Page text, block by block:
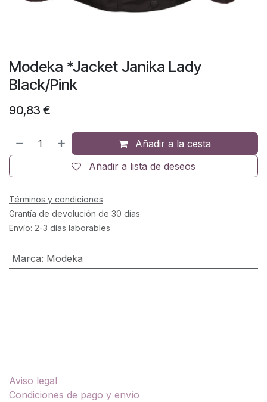
Modeka *Jacket Janika Lady
Black/Pink
90,83 €
Añadir a la cesta
Añadir a lista de deseos
Términos y condiciones
Grantía de devolución de 30 días
Envío: 2-3 días laborables
Marca: Modeka
Aviso legal
Condiciones de pago y envío